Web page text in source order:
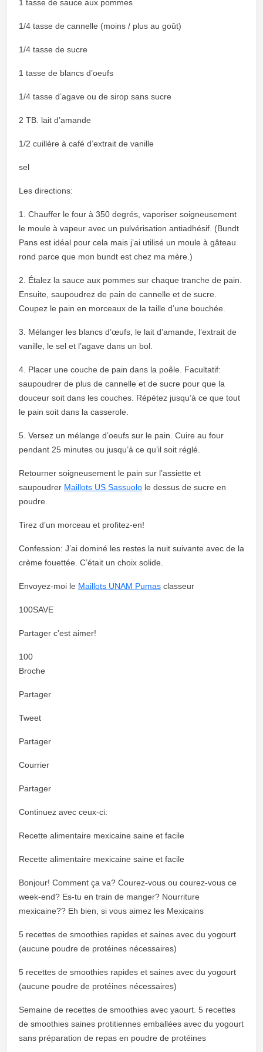
1 tasse de sauce aux pommes
1/4 tasse de cannelle (moins / plus au goût)
1/4 tasse de sucre
1 tasse de blancs d’oeufs
1/4 tasse d’agave ou de sirop sans sucre
2 TB. lait d’amande
1/2 cuillère à café d’extrait de vanille
sel
Les directions:
1. Chauffer le four à 350 degrés, vaporiser soigneusement
le moule à vapeur avec un pulvérisation antiadhésif. (Bundt
Pans est idéal pour cela mais j’ai utilisé un moule à gâteau
rond parce que mon bundt est chez ma mère.)
2. Étalez la sauce aux pommes sur chaque tranche de pain.
Ensuite, saupoudrez de pain de cannelle et de sucre.
Coupez le pain en morceaux de la taille d’une bouchée.
3. Mélanger les blancs d’œufs, le lait d’amande, l’extrait de
vanille, le sel et l’agave dans un bol.
4. Placer une couche de pain dans la poêle. Facultatif:
saupoudrer de plus de cannelle et de sucre pour que la
douceur soit dans les couches. Répétez jusqu’à ce que tout
le pain soit dans la casserole.
5. Versez un mélange d’oeufs sur le pain. Cuire au four
pendant 25 minutes ou jusqu’à ce qu’il soit réglé.
Retourner soigneusement le pain sur l’assiette et
saupoudrer Maillots US Sassuolo le dessus de sucre en
poudre.
Tirez d’un morceau et profitez-en!
Confession: J’ai dominé les restes la nuit suivante avec de la
crème fouettée. C’était un choix solide.
Envoyez-moi le Maillots UNAM Pumas classeur
100SAVE
Partager c’est aimer!
100
Broche
Partager
Tweet
Partager
Courrier
Partager
Continuez avec ceux-ci:
Recette alimentaire mexicaine saine et facile
Recette alimentaire mexicaine saine et facile
Bonjour! Comment ça va? Courez-vous ou courez-vous ce
week-end? Es-tu en train de manger? Nourriture
mexicaine?? Eh bien, si vous aimez les Mexicains
5 recettes de smoothies rapides et saines avec du yogourt
(aucune poudre de protéines nécessaires)
5 recettes de smoothies rapides et saines avec du yogourt
(aucune poudre de protéines nécessaires)
Semaine de recettes de smoothies avec yaourt. 5 recettes
de smoothies saines protitiennes emballées avec du yogourt
sans préparation de repas en poudre de protéines